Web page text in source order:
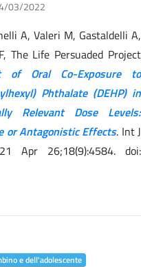
03/2022
A, Valeri M, Gastaldelli A,
The Life Persuaded Project
of Oral Co-Exposure to
Phthalate (DEHP) in
Relevant Dose Levels:
or Antagonistic Effects. Int J
Apr 26;18(9):4584. doi:
e dell'adolescente